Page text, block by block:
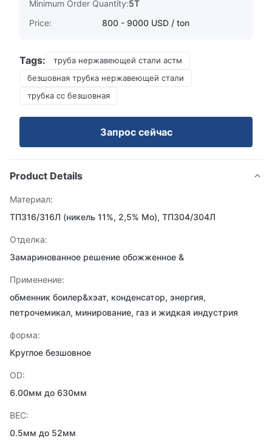
Minimum Order Quantity:5Т
Price:
800 - 9000 USD / ton
Tags:
труба нержавеющей стали астм
безшовная трубка нержавеющей стали
трубка сс безшовная
Запрос сейчас
Product Details
Материал:
ТП316/316Л (никель 11%, 2,5% Мо), ТП304/304Л
Отделка:
Замаринованное решение обожженное &
Применение:
обменник боилер&хэат, конденсатор, энергия,
петрочемикал, минирование, газ и жидкая индустрия
форма:
Круглое безшовное
OD:
6.00мм до 630мм
ВЕС:
0.5мм до 52мм